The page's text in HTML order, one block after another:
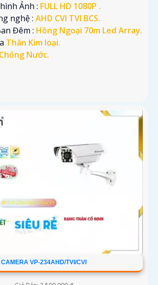
Ảnh : FULL HD 1080P .
nghệ : AHD CVI TVI BCS.
Đêm : Hồng Ngoại 70m Led Array.
Thân Kim loại.
Chống Nước.
CAMERA VP-234AHD/TVI/CVI